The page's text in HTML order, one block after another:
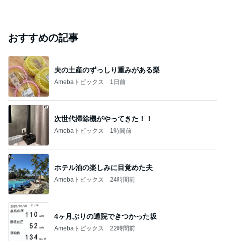
おすすめの記事
夫の土産のずっしり重みがある梨
Amebaトピックス 1日前
次世代掃除機がやってきた！！
Amebaトピックス 1時間前
ホテル泊の楽しみに目覚めた夫
Amebaトピックス 24時間前
4ヶ月ぶりの通院できつかった坂
Amebaトピックス 22時間前